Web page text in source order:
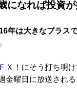
になれば投資が
年は大きなプラス
」
Ｘ！ にそう打ち明
金曜日に放送され